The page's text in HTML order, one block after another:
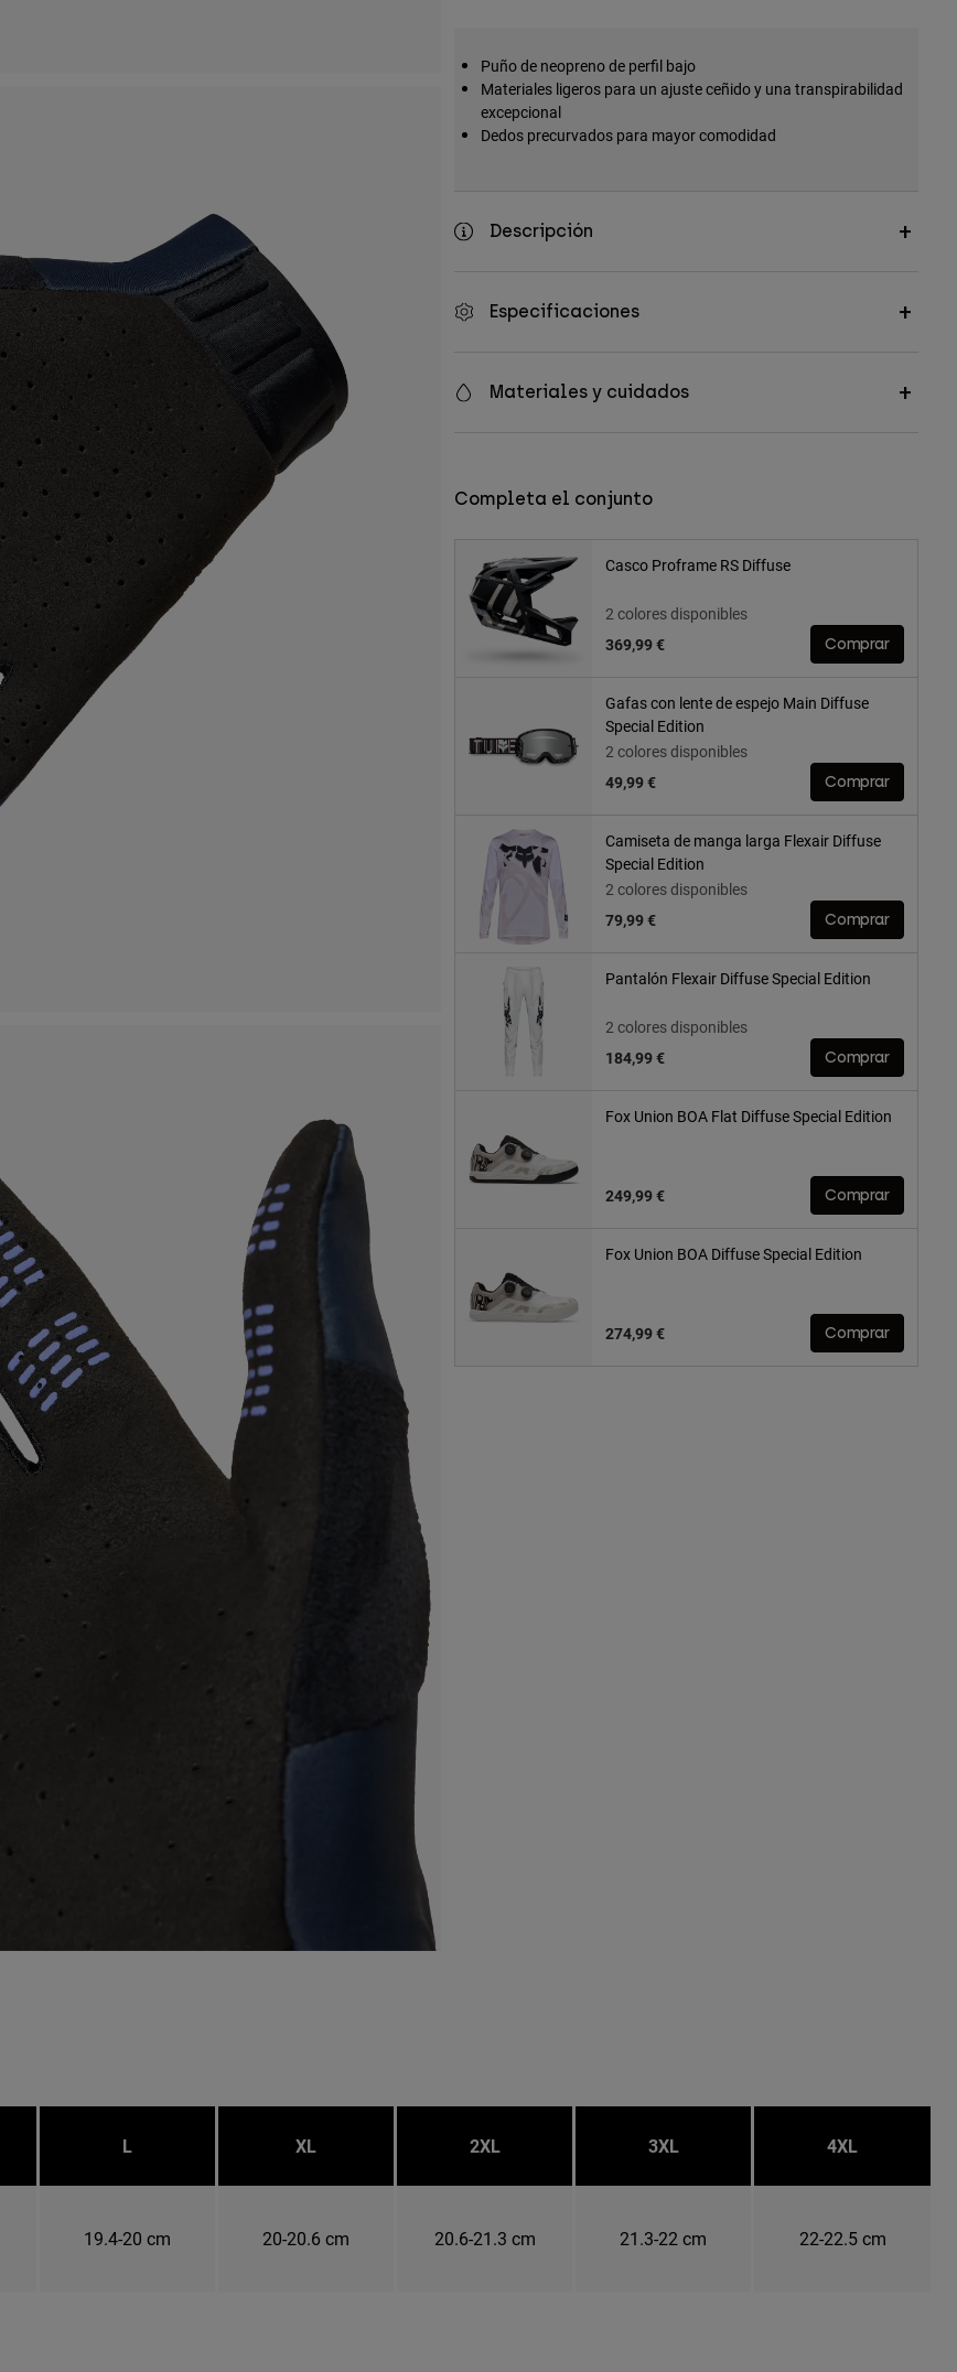
Puño de neopreno de perfil bajo
Materiales ligeros para un ajuste ceñido y una transpirabilidad
excepcional
Dedos precurvados para mayor comodidad
Descripción
Especificaciones
Materiales y cuidados
Completa el conjunto
Casco Proframe RS Diffuse
2 colores disponibles
369,99 €
Comprar
Gafas con lente de espejo Main Diffuse
Special Edition
2 colores disponibles
49,99 €
Comprar
Camiseta de manga larga Flexair Diffuse
Special Edition
2 colores disponibles
79,99 €
Comprar
Pantalón Flexair Diffuse Special Edition
2 colores disponibles
184,99 €
Comprar
Fox Union BOA Flat Diffuse Special Edition
249,99 € Comprar
Fox Union BOA Diffuse Special Edition
274,99 € Comprar
L XL 2XL 3XL 4XL
19.4-20 cm 20-20.6 cm 20.6-21.3 cm 21.3-22 cm 22-22.5 cm